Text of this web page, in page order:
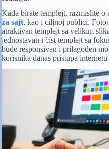
Kada birate templejt, razmislite o
za sajt, kao i ciljnoj publici.
atraktivan templejt sa velikim
jednostavan i čist templejt sa
bude responsivan i prilagođen
korisnika danas pristupa